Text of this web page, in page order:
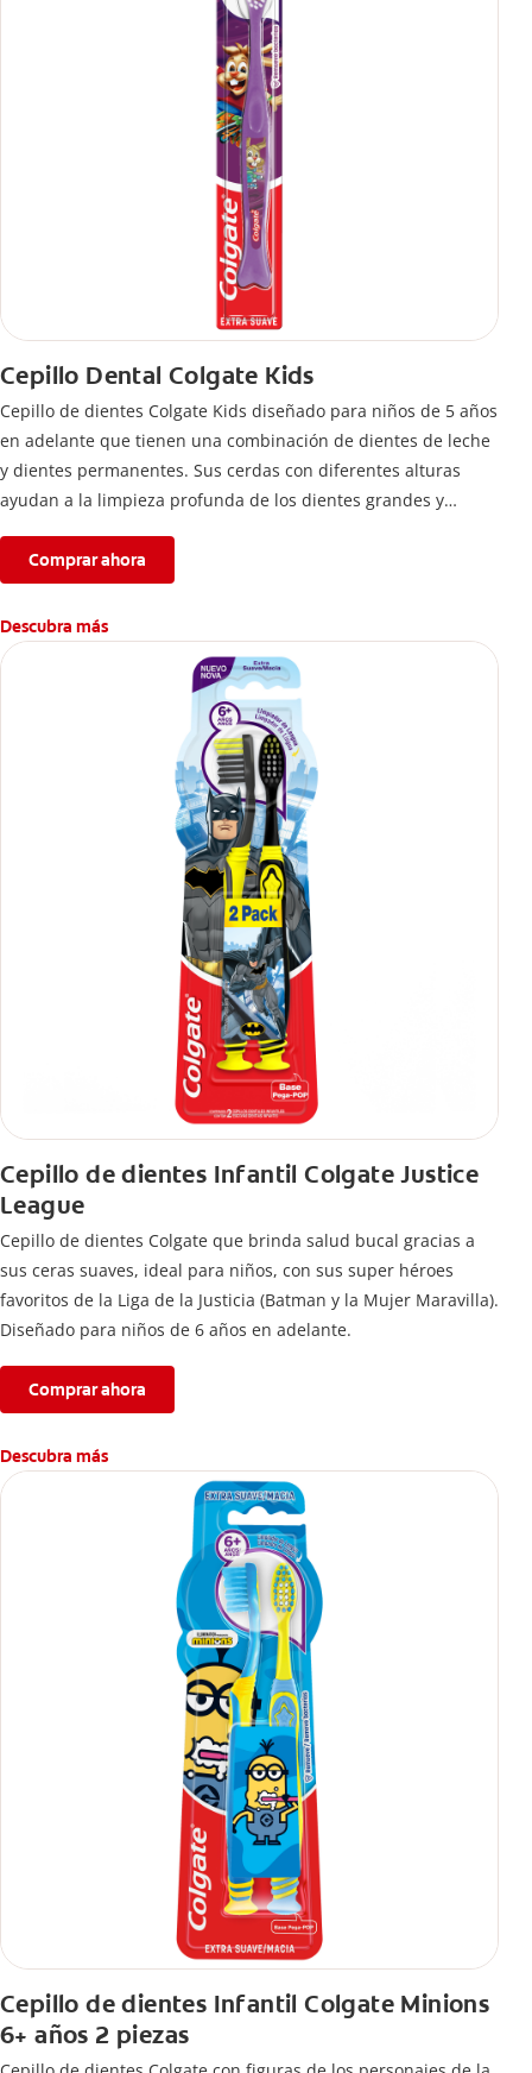
Cepillo Dental Colgate Kids
Cepillo de dientes Colgate Kids diseñado para niños de 5 años
en adelante que tienen una combinación de dientes de leche
y dientes permanentes. Sus cerdas con diferentes alturas
ayudan a la limpieza profunda de los dientes grandes y
Comprar ahora
Descubra más
Cepillo de dientes Infantil Colgate Justice
League
Cepillo de dientes Colgate que brinda salud bucal gracias a
sus ceras suaves, ideal para niños, con sus super héroes
favoritos de la Liga de la Justicia (Batman y la Mujer Maravilla).
Diseñado para niños de 6 años en adelante.
Comprar ahora
Descubra más
Cepillo de dientes Infantil Colgate Minions
6+ años 2 piezas